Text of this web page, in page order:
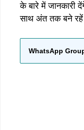
के बारे में जानकारी
साथ अंत तक बने
WhatsApp